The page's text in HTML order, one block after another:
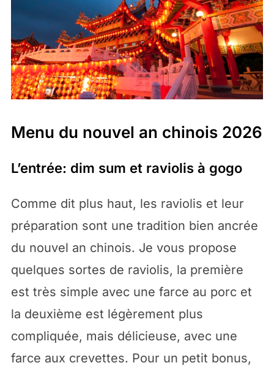
Menu du nouvel an chinois 2026
L’entrée: dim sum et raviolis à gogo
Comme dit plus haut, les raviolis et leur
préparation sont une tradition bien ancrée
du nouvel an chinois. Je vous propose
quelques sortes de raviolis, la première
est très simple avec une farce au porc et
la deuxième est légèrement plus
compliquée, mais délicieuse, avec une
farce aux crevettes. Pour un petit bonus,